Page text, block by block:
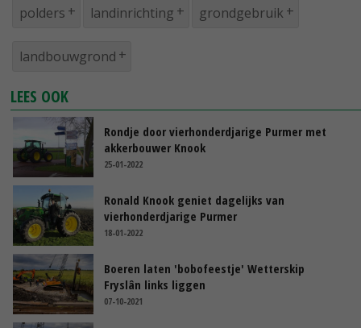
polders landinrichting grondgebruik
landbouwgrond
LEES OOK
Rondje door vierhonderdjarige Purmer met
akkerbouwer Knook
25-01-2022
Ronald Knook geniet dagelijks van
vierhonderdjarige Purmer
18-01-2022
Boeren laten 'bobofeestje' Wetterskip
Fryslân links liggen
07-10-2021